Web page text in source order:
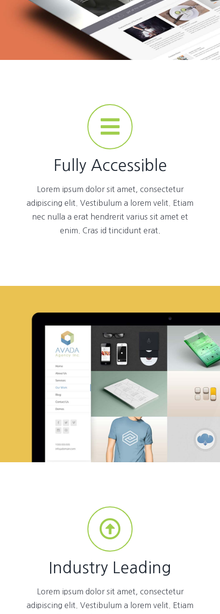
Fully Accessible
Lorem ipsum dolor sit amet, consectetur
adipiscing elit. Vestibulum a lorem velit. Etiam
nec nulla a erat hendrerit varius sit amet et
enim. Cras id tincidunt erat.
Industry Leading
Lorem ipsum dolor sit amet, consectetur
adipiscing elit. Vestibulum a lorem velit. Etiam